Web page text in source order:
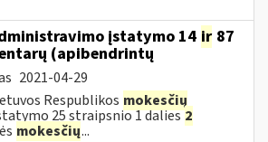
įstatymo 14 ir 87
(apibendrintų
2021-04-29
Respublikos mokesčių
25 straipsnio 1 dalies2
mokesčių...